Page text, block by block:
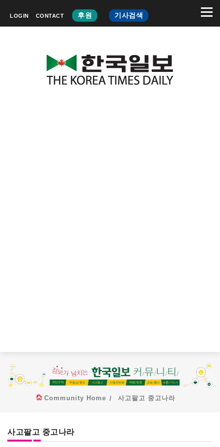
LOGIN CONTACT 후원 기사검색
Community Home 사고팔고 중고나라
사고팔고 중고나라